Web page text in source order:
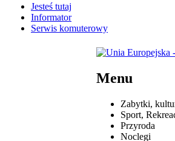
Jesteś tutaj
Informator
Serwis komuterowy
Menu
Zabytki,
Sport,
Przyroda
Noclegi